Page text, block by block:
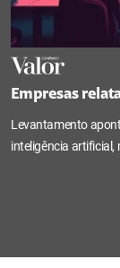
Empresas
Levantamento
inteligência